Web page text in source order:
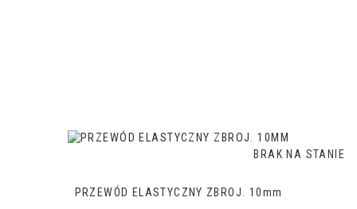
BRAK NA STANIE
PRZEWÓD ELASTYCZNY ZBROJ. 10mm